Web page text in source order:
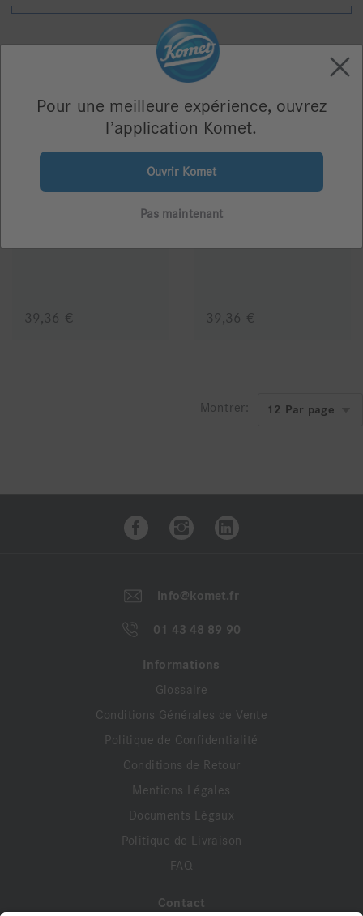
39,36 € 39,36 €
Montrer:
info@komet.fr
01 43 48 89 90
Informations
Glossaire
Conditions Générales de Vente
Politique de Confidentialité
Conditions de Retour
Mentions Légales
Documents Légaux
Politique de Livraison
FAQ
Contact
Pour une meilleure expérience, ouvrez
l’application Komet.
Ouvrir Komet
Pas maintenant